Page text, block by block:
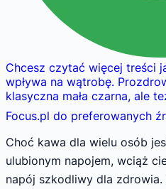
Chcesz czytać więcej treści
wpływa na wątrobę.
klasyczna mała czarna, ale
Focus.pl do preferowanych
Choć kawa dla wielu osób
ulubionym napojem, wciąż
napój szkodliwy dla